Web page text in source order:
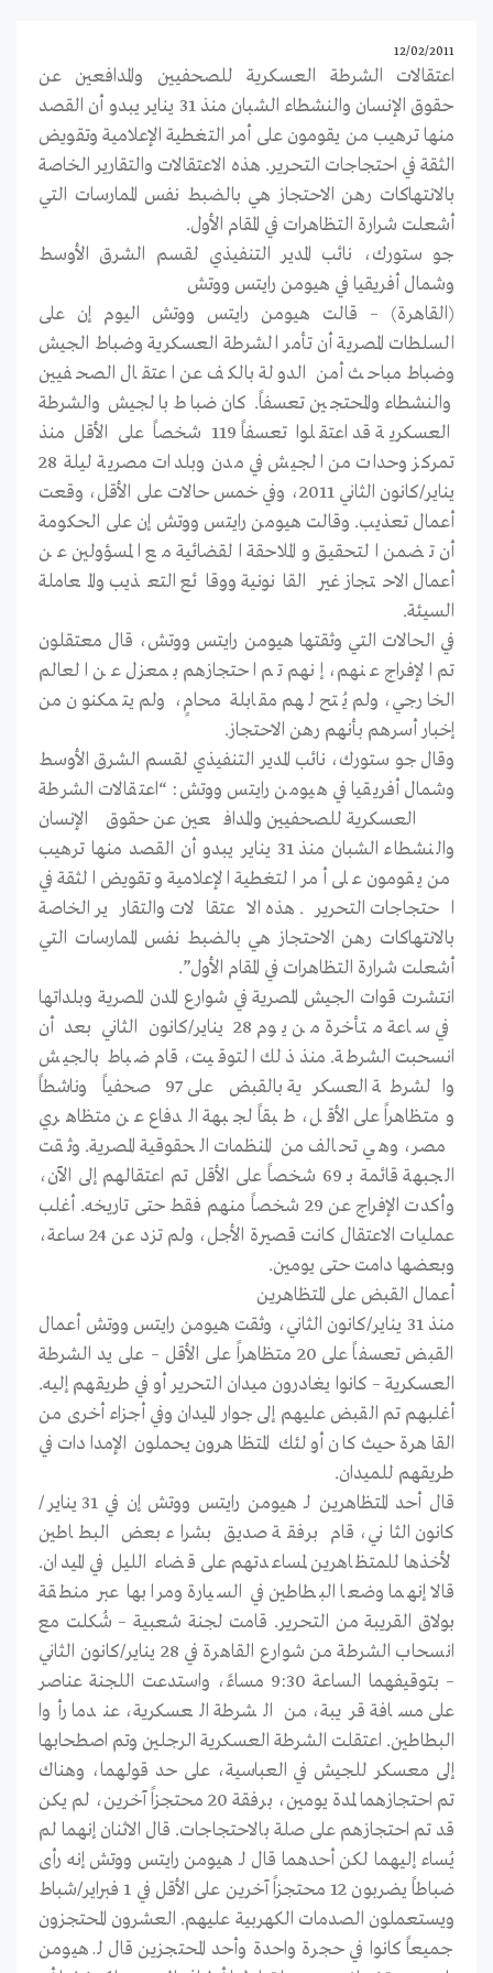
12/02/2011
اعتقالات الشرطة العسكرية للصحفيين والمدافعين عن
حقوق الإنسان والنشطاء الشبان منذ 31 يناير يبدو أن القصد
منها ترهيب من يقومون على أمر التغطية الإعلامية وتقويض
الثقة في احتجاجات التحرير. هذه الاعتقالات والتقارير الخاصة
بالانتهاكات رهن الاحتجاز هي بالضبط نفس الممارسات التي
أشعلت شرارة التظاهرات في المقام الأول.
جو ستورك، نائب المدير التنفيذي لقسم الشرق الأوسط
وشمال أفريقيا في هيومن رايتس ووتش
(القاهرة) – قالت هيومن رايتس ووتش اليوم إن على
السلطات المصرية أن تأمر الشرطة العسكرية وضباط الجيش
وضباط مباحث أمن الدولة بالكف عن اعتقال الصحفيين
والنشطاء والمحتجين تعسفاً. كان ضباط بالجيش والشرطة
العسكرية قد اعتقلوا تعسفاً 119 شخصاً على الأقل منذ
تمركز وحدات من الجيش في مدن وبلدات مصرية ليلة 28
يناير/كانون الثاني 2011، وفي خمس حالات على الأقل، وقعت
أعمال تعذيب. وقالت هيومن رايتس ووتش إن على الحكومة
أن تضمن التحقيق والملاحقة القضائية مع المسؤولين عن
أعمال الاحتجاز غير القانونية ووقائع التعذيب والمعاملة
السيئة.
في الحالات التي وثقتها هيومن رايتس ووتش، قال معتقلون
تم الإفراج عنهم، إنهم تم احتجازهم بمعزل عن العالم
الخارجي، ولم يُتح لهم مقابلة محامٍ، ولم يتمكنون من
إخبار أسرهم بأنهم رهن الاحتجاز.
وقال جو ستورك، نائب المدير التنفيذي لقسم الشرق الأوسط
وشمال أفريقيا في هيومن رايتس ووتش: “اعتقالات الشرطة
العسكرية للصحفيين والمدافعين عن حقوق الإنسان
والنشطاء الشبان منذ 31 يناير يبدو أن القصد منها ترهيب
من يقومون على أمر التغطية الإعلامية وتقويض الثقة في
احتجاجات التحرير. هذه الاعتقالات والتقارير الخاصة
بالانتهاكات رهن الاحتجاز هي بالضبط نفس الممارسات التي
أشعلت شرارة التظاهرات في المقام الأول”.
انتشرت قوات الجيش المصرية في شوارع المدن المصرية وبلداتها
في ساعة متأخرة من يوم 28 يناير/كانون الثاني بعد أن
انسحبت الشرطة. منذ ذلك التوقيت، قام ضباط بالجيش
والشرطة العسكرية بالقبض على 97 صحفياً وناشطاً
ومتظاهراً على الأقل، طبقاً لجبهة الدفاع عن متظاهري
مصر، وهي تحالف من المنظمات الحقوقية المصرية. وثقت
الجبهة قائمة بـ 69 شخصاً على الأقل تم اعتقالهم إلى الآن،
وأكدت الإفراج عن 29 شخصاً منهم فقط حتى تاريخه. أغلب
عمليات الاعتقال كانت قصيرة الأجل، ولم تزد عن 24 ساعة،
وبعضها دامت حتى يومين.
أعمال القبض على المتظاهرين
منذ 31 يناير/كانون الثاني، وثقت هيومن رايتس ووتش أعمال
القبض تعسفاً على 20 متظاهراً على الأقل – على يد الشرطة
العسكرية – كانوا يغادرون ميدان التحرير أو في طريقهم إليه.
أغلبهم تم القبض عليهم إلى جوار الميدان وفي أجزاء أخرى من
القاهرة حيث كان أولئك المتظاهرون يحملون الإمدادات في
طريقهم للميدان.
قال أحد المتظاهرين لـ هيومن رايتس ووتش إن في 31 يناير/
كانون الثاني، قام برفقة صديق بشراء بعض البطاطين
لأخذها للمتظاهرين لمساعدتهم على قضاء الليل في الميدان.
قالا إنهما وضعا البطاطين في السيارة ومرا بها عبر منطقة
بولاق القريبة من التحرير. قامت لجنة شعبية – شُكلت مع
انسحاب الشرطة من شوارع القاهرة في 28 يناير/كانون الثاني
– بتوقيفهما الساعة 9:30 مساءً، واستدعت اللجنة عناصر
على مسافة قريبة، من الشرطة العسكرية، عندما رأوا
البطاطين. اعتقلت الشرطة العسكرية الرجلين وتم اصطحابها
إلى معسكر للجيش في العباسية، على حد قولهما، وهناك
تم احتجازهما لمدة يومين، برفقة 20 محتجزاً آخرين، لم يكن
قد تم احتجازهم على صلة بالاحتجاجات. قال الاثنان إنهما لم
يُساء إليهما لكن أحدهما قال لـ هيومن رايتس ووتش إنه رأى
ضباطاً يضربون 12 محتجزاً آخرين على الأقل في 1 فبراير/شباط
ويستعملون الصدمات الكهربية عليهم. العشرون المحتجزون
جميعاً كانوا في حجرة واحدة وأحد المحتجزين قال لـ هيومن